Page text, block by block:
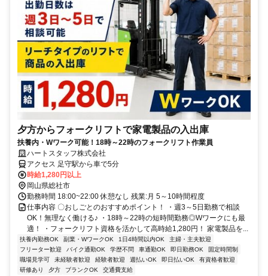
夕方からフォークリフトで家電製品の入出庫
扶養内・Wワーク可能！18時～22時のフォークリフト作業員
ハートスタッフ株式会社
アクセス 足守駅から車で5分
時給1,280円以上
岡山県総社市
勤務時間 18:00~22:00 休憩なし 残業:月 5～10時間程度
仕事内容 〇おしごとのおすすめポイント！ ・週3～5日勤務で相談
OK！無理なく働ける♪ ・18時～22時の短時間勤務◎Wワークにも最
適！ ・フォークリフト資格を活かして高時給1,280円！ 家電製品を...
扶養内勤務OK 副業・WワークOK 1日4時間以内OK
主婦・主夫歓迎
フリーター歓迎
バイク通勤OK 学歴不問 車通勤OK 即日勤務OK
固定時間制
職場見学可
未経験者歓迎 経験者歓迎 週払いOK 即日払いOK
有資格者歓迎
研修あり
夕方 ブランクOK 交通費支給